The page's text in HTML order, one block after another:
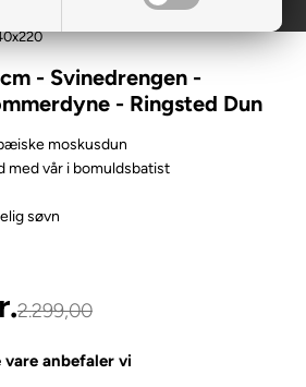
- Svinedrengen -
- Ringsted Dun
moskusdun
med vår i bomuldsbatist
søvn
2.299,00
vare anbefaler vi